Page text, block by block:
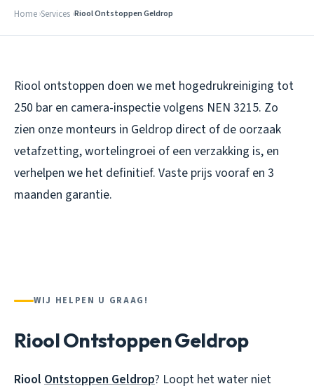
Home Services Riool Ontstoppen Geldrop
Riool ontstoppen doen we met hogedrukreiniging tot
250 bar en camera-inspectie volgens NEN 3215. Zo
zien onze monteurs in Geldrop direct of de oorzaak
vetafzetting, wortelingroei of een verzakking is, en
verhelpen we het definitief. Vaste prijs vooraf en 3
maanden garantie.
WIJ HELPEN U GRAAG!
Riool Ontstoppen Geldrop
Riool Ontstoppen Geldrop? Loopt het water niet